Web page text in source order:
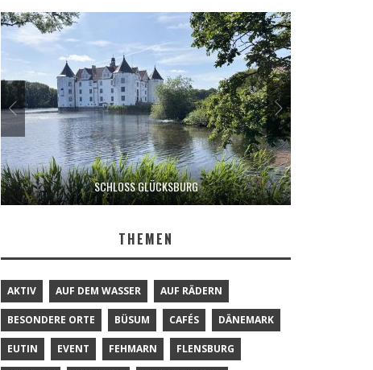
SCHLOSS GLÜCKSBURG
THEMEN
AKTIV AUF DEM WASSER AUF RÄDERN
BESONDERE ORTE BÜSUM CAFÉS DÄNEMARK
EUTIN EVENT FEHMARN FLENSBURG